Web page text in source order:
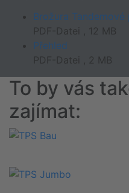
Brožura Tandemové
PDF-Datei , 12 MB
Přehled
PDF-Datei , 2 MB
To by vás
zajímat: